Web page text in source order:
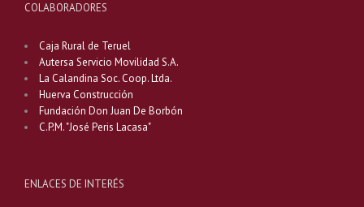
COLABORADORES
Caja Rural de Teruel
Autersa Servicio Movilidad S.A.
La Calandina Soc. Coop. Ltda.
Huerva Construcción
Fundación Don Juan De Borbón
C.P.M. "José Peris Lacasa"
ENLACES DE INTERÉS